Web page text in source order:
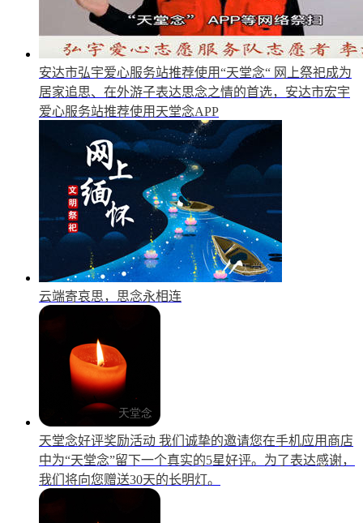
安达市弘宇爱心服务站推荐使用“天堂念“ 网上祭祀成为
居家追思、在外游子表达思念之情的首选，安达市宏宇
爱心服务站推荐使用天堂念APP
云端寄哀思，思念永相连
天堂念好评奖励活动 我们诚挚的邀请您在手机应用商店
中为“天堂念”留下一个真实的5星好评。为了表达感谢，
我们将向您赠送30天的长明灯。